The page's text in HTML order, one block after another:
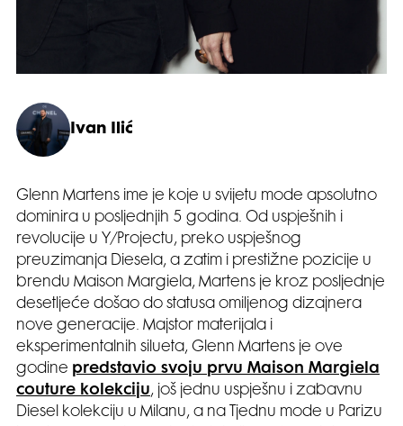
Ivan Ilić
Glenn Martens ime je koje u svijetu mode apsolutno
dominira u posljednjih 5 godina. Od uspješnih i
revolucije u Y/Projectu, preko uspješnog
preuzimanja Diesela, a zatim i prestižne pozicije u
brendu Maison Margiela, Martens je kroz posljednje
desetljeće došao do statusa omiljenog dizajnera
nove generacije. Majstor materijala i
eksperimentalnih silueta, Glenn Martens je ove
godine predstavio svoju prvu Maison Margiela
couture kolekciju, još jednu uspješnu i zabavnu
Diesel kolekciju u Milanu, a na Tjednu mode u Parizu